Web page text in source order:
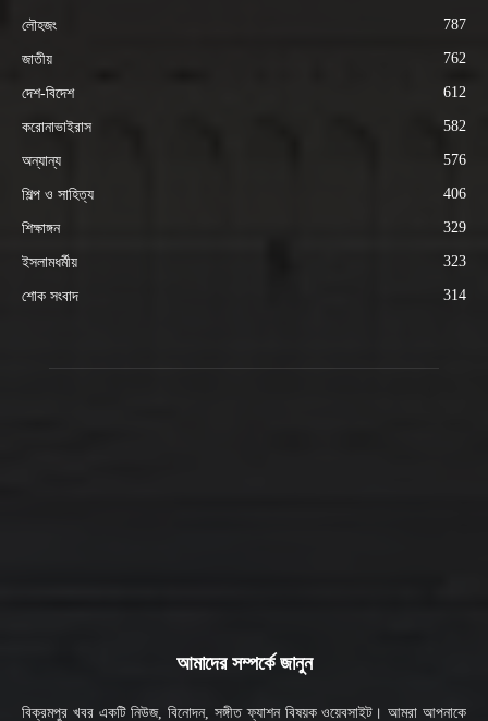
লৌহজং 787
জাতীয় 762
দেশ-বিদেশ 612
করোনাভাইরাস 582
অন্যান্য 576
শিল্প ও সাহিত্য 406
শিক্ষাঙ্গন 329
ইসলামধর্মীয় 323
শোক সংবাদ 314
আমাদের সম্পর্কে জানুন
বিক্রমপুর খবর একটি নিউজ, বিনোদন, সঙ্গীত ফ্যাশন বিষয়ক ওয়েবসাইট। আমরা আপনাকে